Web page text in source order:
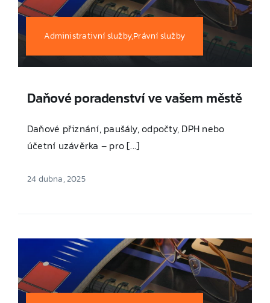
Administrativní služby,Právní služby
Daňové poradenství ve vašem městě
Daňové přiznání, paušály, odpočty, DPH nebo
účetní uzávěrka – pro [...]
24 dubna, 2025